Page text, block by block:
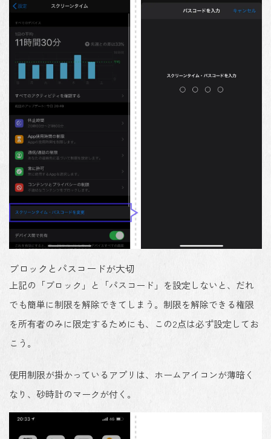
ブロックとパスコードが大切
上記の「ブロック」と「パスコード」を設定しないと、だれ
でも簡単に制限を解除できてしまう。制限を解除できる権限
を所有者のみに限定するためにも、この2点は必ず設定してお
こう。
使用制限が掛かっているアプリは、ホームアイコンが薄暗く
なり、砂時計のマークが付く。